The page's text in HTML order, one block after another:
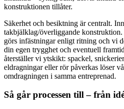
konstruktionen tillåter.
Säkerhet och besiktning är centralt.
takbjälklag/överliggande
görs infästningar enligt ritning och vi
din egen trygghet och eventuell
återställer vi ytskikt: spackel,
eldragningar eller rör påverkas löser
omdragningen i samma entreprenad.
Så går processen till – från